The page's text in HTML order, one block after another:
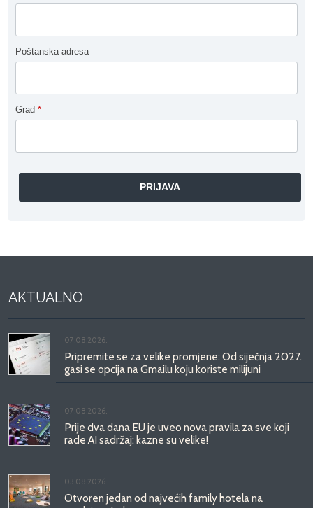
Poštanska adresa
Grad *
AKTUALNO
07.08.2026.
Pripremite se za velike promjene: Od siječnja 2027.
gasi se opcija na Gmailu koju koriste milijuni
07.08.2026.
Prije dva dana EU je uveo nova pravila za sve koji
rade AI sadržaj: kazne su velike!
03.08.2026.
Otvoren jedan od najvećih family hotela na